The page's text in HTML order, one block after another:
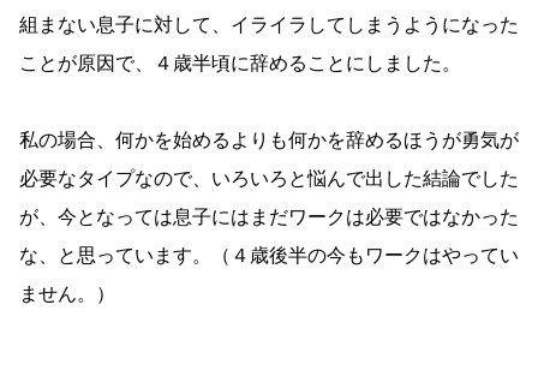
組まない息子に対して、イライラしてしまうようになった
ことが原因で、４歳半頃に辞めることにしました。
私の場合、何かを始めるよりも何かを辞めるほうが勇気が
必要なタイプなので、いろいろと悩んで出した結論でした
が、今となっては息子にはまだワークは必要ではなかった
な、と思っています。（４歳後半の今もワークはやってい
ません。）